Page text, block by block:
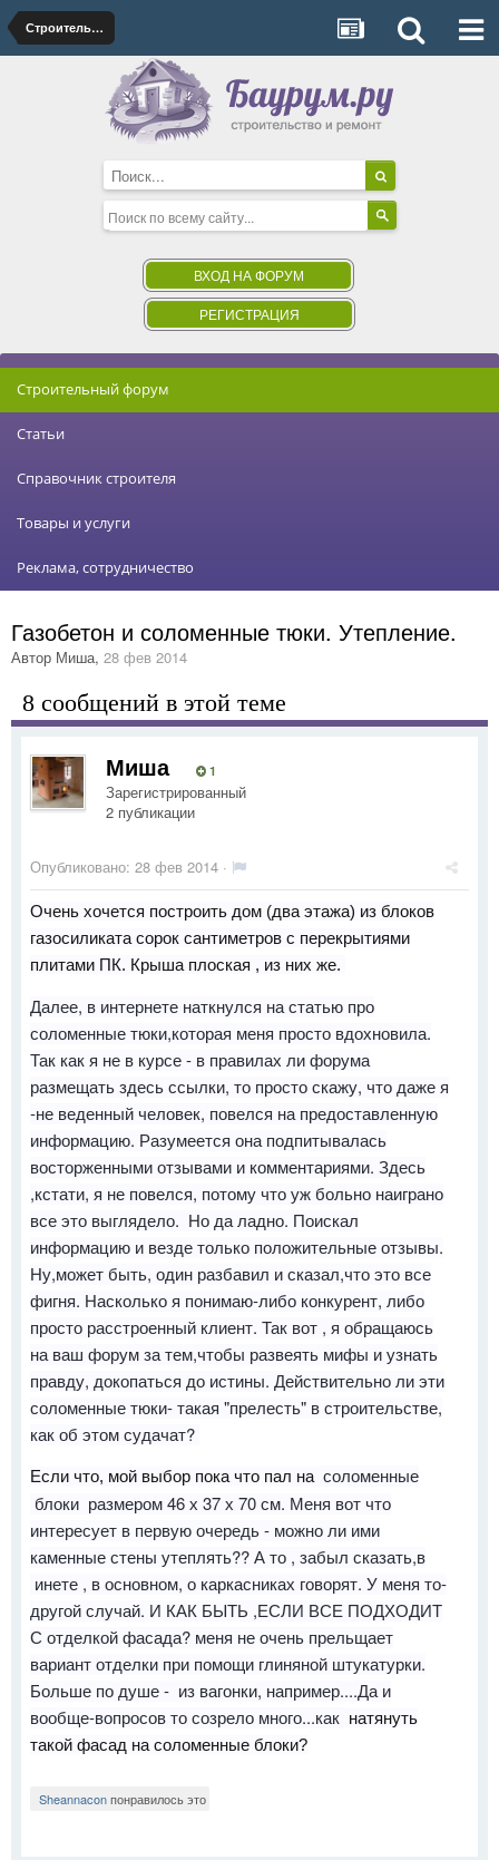
Строительные и отделочные материалы
ВХОД НА ФОРУМ
РЕГИСТРАЦИЯ
Строительный форум
Статьи
Справочник строителя
Товары и услуги
Реклама, сотрудничество
Газобетон и соломенные тюки. Утепление.
Автор Миша, 28 фев 2014
8 сообщений в этой теме
Миша 1
Зарегистрированный
2 публикации
Опубликовано: 28 фев 2014 ·
Очень хочется построить дом (два этажа) из блоков
газосиликата сорок сантиметров с перекрытиями
плитами ПК. Крыша плоская , из них же.
Далее, в интернете наткнулся на статью про
соломенные тюки,которая меня просто вдохновила.
Так как я не в курсе - в правилах ли форума
размещать здесь ссылки, то просто скажу, что даже я
-не веденный человек, повелся на предоставленную
информацию. Разумеется она подпитывалась
восторженными отзывами и комментариями. Здесь
,кстати, я не повелся, потому что уж больно наиграно
все это выглядело. Но да ладно. Поискал
информацию и везде только положительные отзывы.
Ну,может быть, один разбавил и сказал,что это все
фигня. Насколько я понимаю-либо конкурент, либо
просто расстроенный клиент. Так вот , я обращаюсь
на ваш форум за тем,чтобы развеять мифы и узнать
правду, докопаться до истины. Действительно ли эти
соломенные тюки- такая "прелесть" в строительстве,
как об этом судачат?
Если что, мой выбор пока что пал на соломенные
блоки размером 46 х 37 х 70 см. Меня вот что
интересует в первую очередь - можно ли ими
каменные стены утеплять?? А то , забыл сказать,в
инете , в основном, о каркасниках говорят. У меня то-
другой случай. И КАК БЫТЬ ,ЕСЛИ ВСЕ ПОДХОДИТ
С отделкой фасада? меня не очень прельщает
вариант отделки при помощи глиняной штукатурки.
Больше по душе - из вагонки, например....Да и
вообще-вопросов то созрело много...как натянуть
такой фасад на соломенные блоки?
Sheannaconпонравилось это